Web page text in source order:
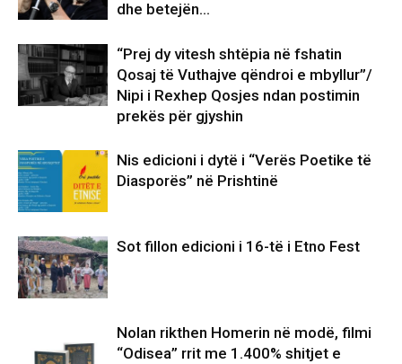
dhe betejën…
“Prej dy vitesh shtëpia në fshatin
Qosaj të Vuthajve qëndroi e mbyllur”/
Nipi i Rexhep Qosjes ndan postimin
prekës për gjyshin
Nis edicioni i dytë i “Verës Poetike të
Diasporës” në Prishtinë
Sot fillon edicioni i 16-të i Etno Fest
Nolan rikthen Homerin në modë, filmi
“Odisea” rrit me 1.400% shitjet e